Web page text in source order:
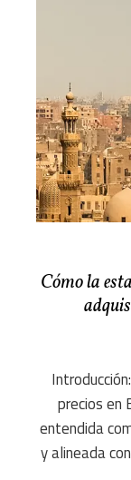
Cómo la
precios
entendida
y alineada